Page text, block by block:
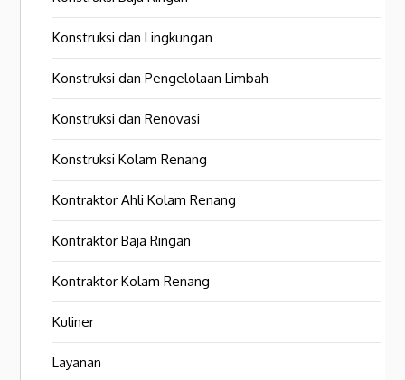
Konstruksi dan Lingkungan
Konstruksi dan Pengelolaan Limbah
Konstruksi dan Renovasi
Konstruksi Kolam Renang
Kontraktor Ahli Kolam Renang
Kontraktor Baja Ringan
Kontraktor Kolam Renang
Kuliner
Layanan